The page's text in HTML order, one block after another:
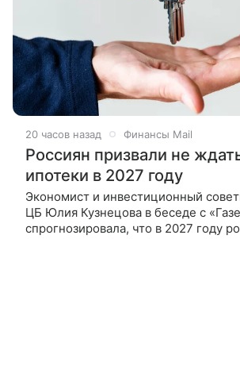
20 часов назад Финансы Mail
Россиян призвали не
ипотеки в 2027 году
Экономист и инвестиционный
ЦБ Юлия Кузнецова в беседе с
спрогнозировала, что в 2027 году